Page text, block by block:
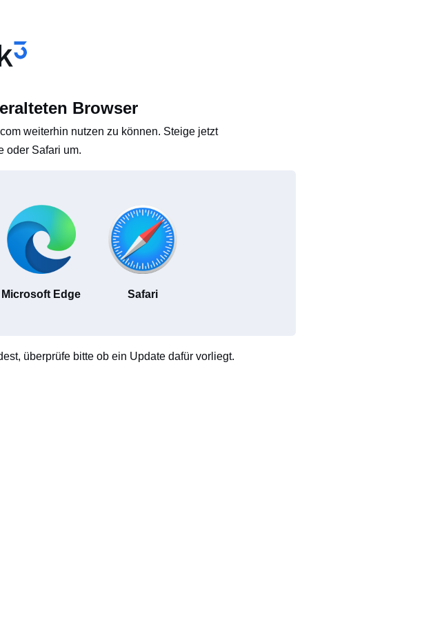
Browser
weiterhin nutzen zu können. Steige jetzt
oder Safari um.
Microsoft Edge Safari
überprüfe bitte ob ein Update dafür vorliegt.